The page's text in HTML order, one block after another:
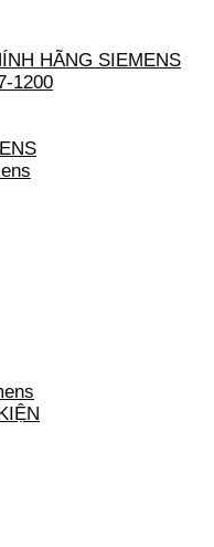
HÃNG SIEMENS
1200